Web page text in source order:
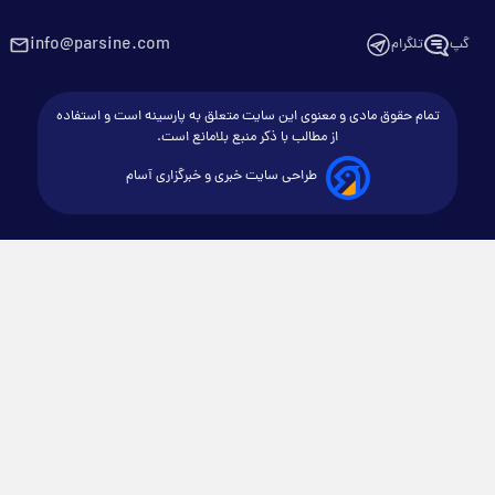
گپ تلگرام info@parsine.com
تمام حقوق مادی و معنوی این سایت متعلق به پارسینه است و استفاده
از مطالب با ذکر منبع بلامانع است.
طراحی سایت خبری و خبرگزاری آسام